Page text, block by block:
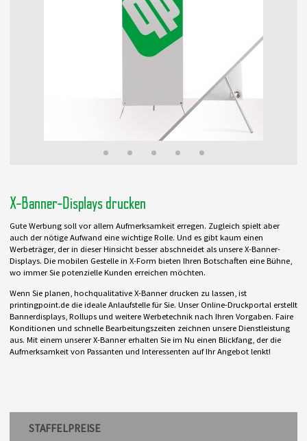
X-Banner-Displays drucken
Gute Werbung soll vor allem Aufmerksamkeit erregen. Zugleich spielt aber
auch der nötige Aufwand eine wichtige Rolle. Und es gibt kaum einen
Werbeträger, der in dieser Hinsicht besser abschneidet als unsere X-Banner-
Displays. Die mobilen Gestelle in X-Form bieten Ihren Botschaften eine Bühne,
wo immer Sie potenzielle Kunden erreichen möchten.
Wenn Sie planen, hochqualitative X-Banner drucken zu lassen, ist
printingpoint.de die ideale Anlaufstelle für Sie. Unser Online-Druckportal erstellt
Bannerdisplays, Rollups und weitere Werbetechnik nach Ihren Vorgaben. Faire
Konditionen und schnelle Bearbeitungszeiten zeichnen unsere Dienstleistung
aus. Mit einem unserer X-Banner erhalten Sie im Nu einen Blickfang, der die
Aufmerksamkeit von Passanten und Interessenten auf Ihr Angebot lenkt!
STAFFELPREISE